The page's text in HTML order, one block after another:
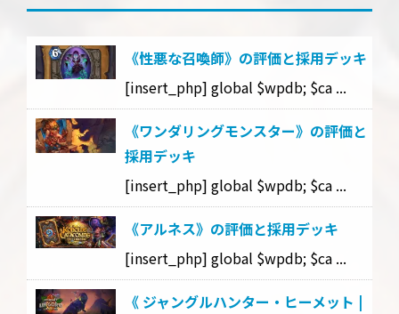
《性悪な召喚師》の評価と採用デッキ
[insert_php] global $wpdb; $ca ...
《ワンダリングモンスター》の評価と
採用デッキ
[insert_php] global $wpdb; $ca ...
《アルネス》の評価と採用デッキ
[insert_php] global $wpdb; $ca ...
《 ジャングルハンター・ヒーメット |